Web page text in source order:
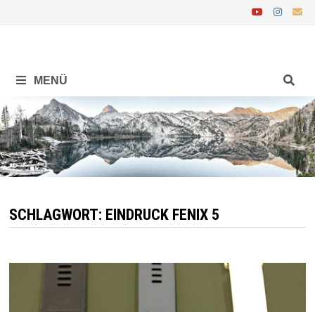
MENÜ
SCHLAGWORT: EINDRUCK FENIX 5